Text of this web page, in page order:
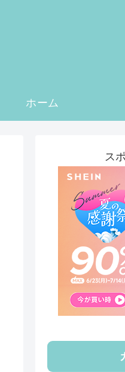
ホーム
ス